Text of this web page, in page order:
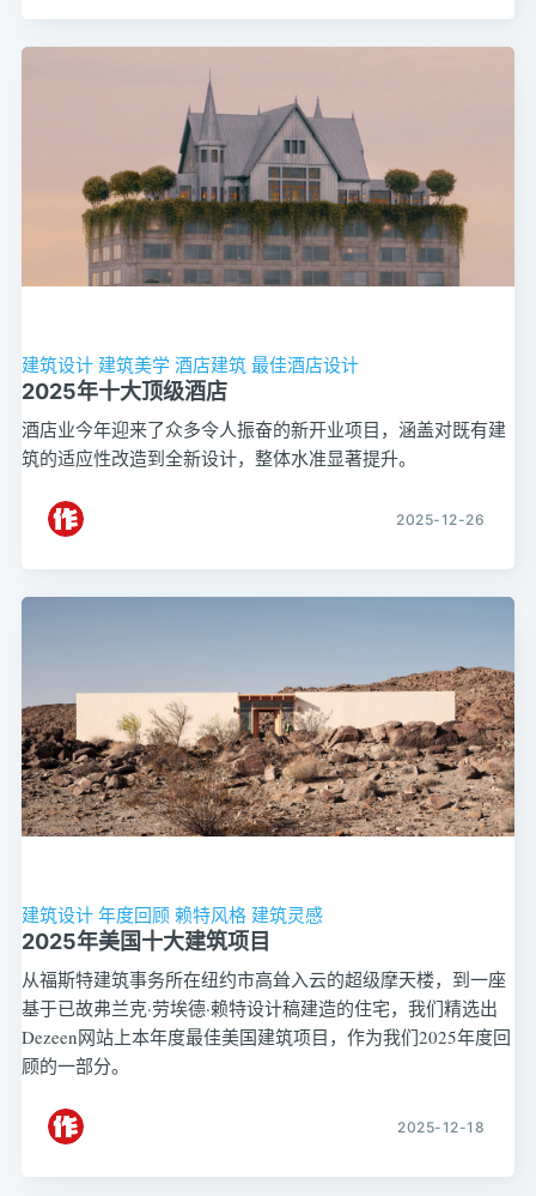
建筑设计 建筑美学 酒店建筑 最佳酒店设计
2025年十大顶级酒店
酒店业今年迎来了众多令人振奋的新开业项目，涵盖对既有建
筑的适应性改造到全新设计，整体水准显著提升。
2025-12-26
建筑设计 年度回顾 赖特风格 建筑灵感
2025年美国十大建筑项目
从福斯特建筑事务所在纽约市高耸入云的超级摩天楼，到一座
基于已故弗兰克·劳埃德·赖特设计稿建造的住宅，我们精选出
Dezeen网站上本年度最佳美国建筑项目，作为我们2025年度回
顾的一部分。
2025-12-18